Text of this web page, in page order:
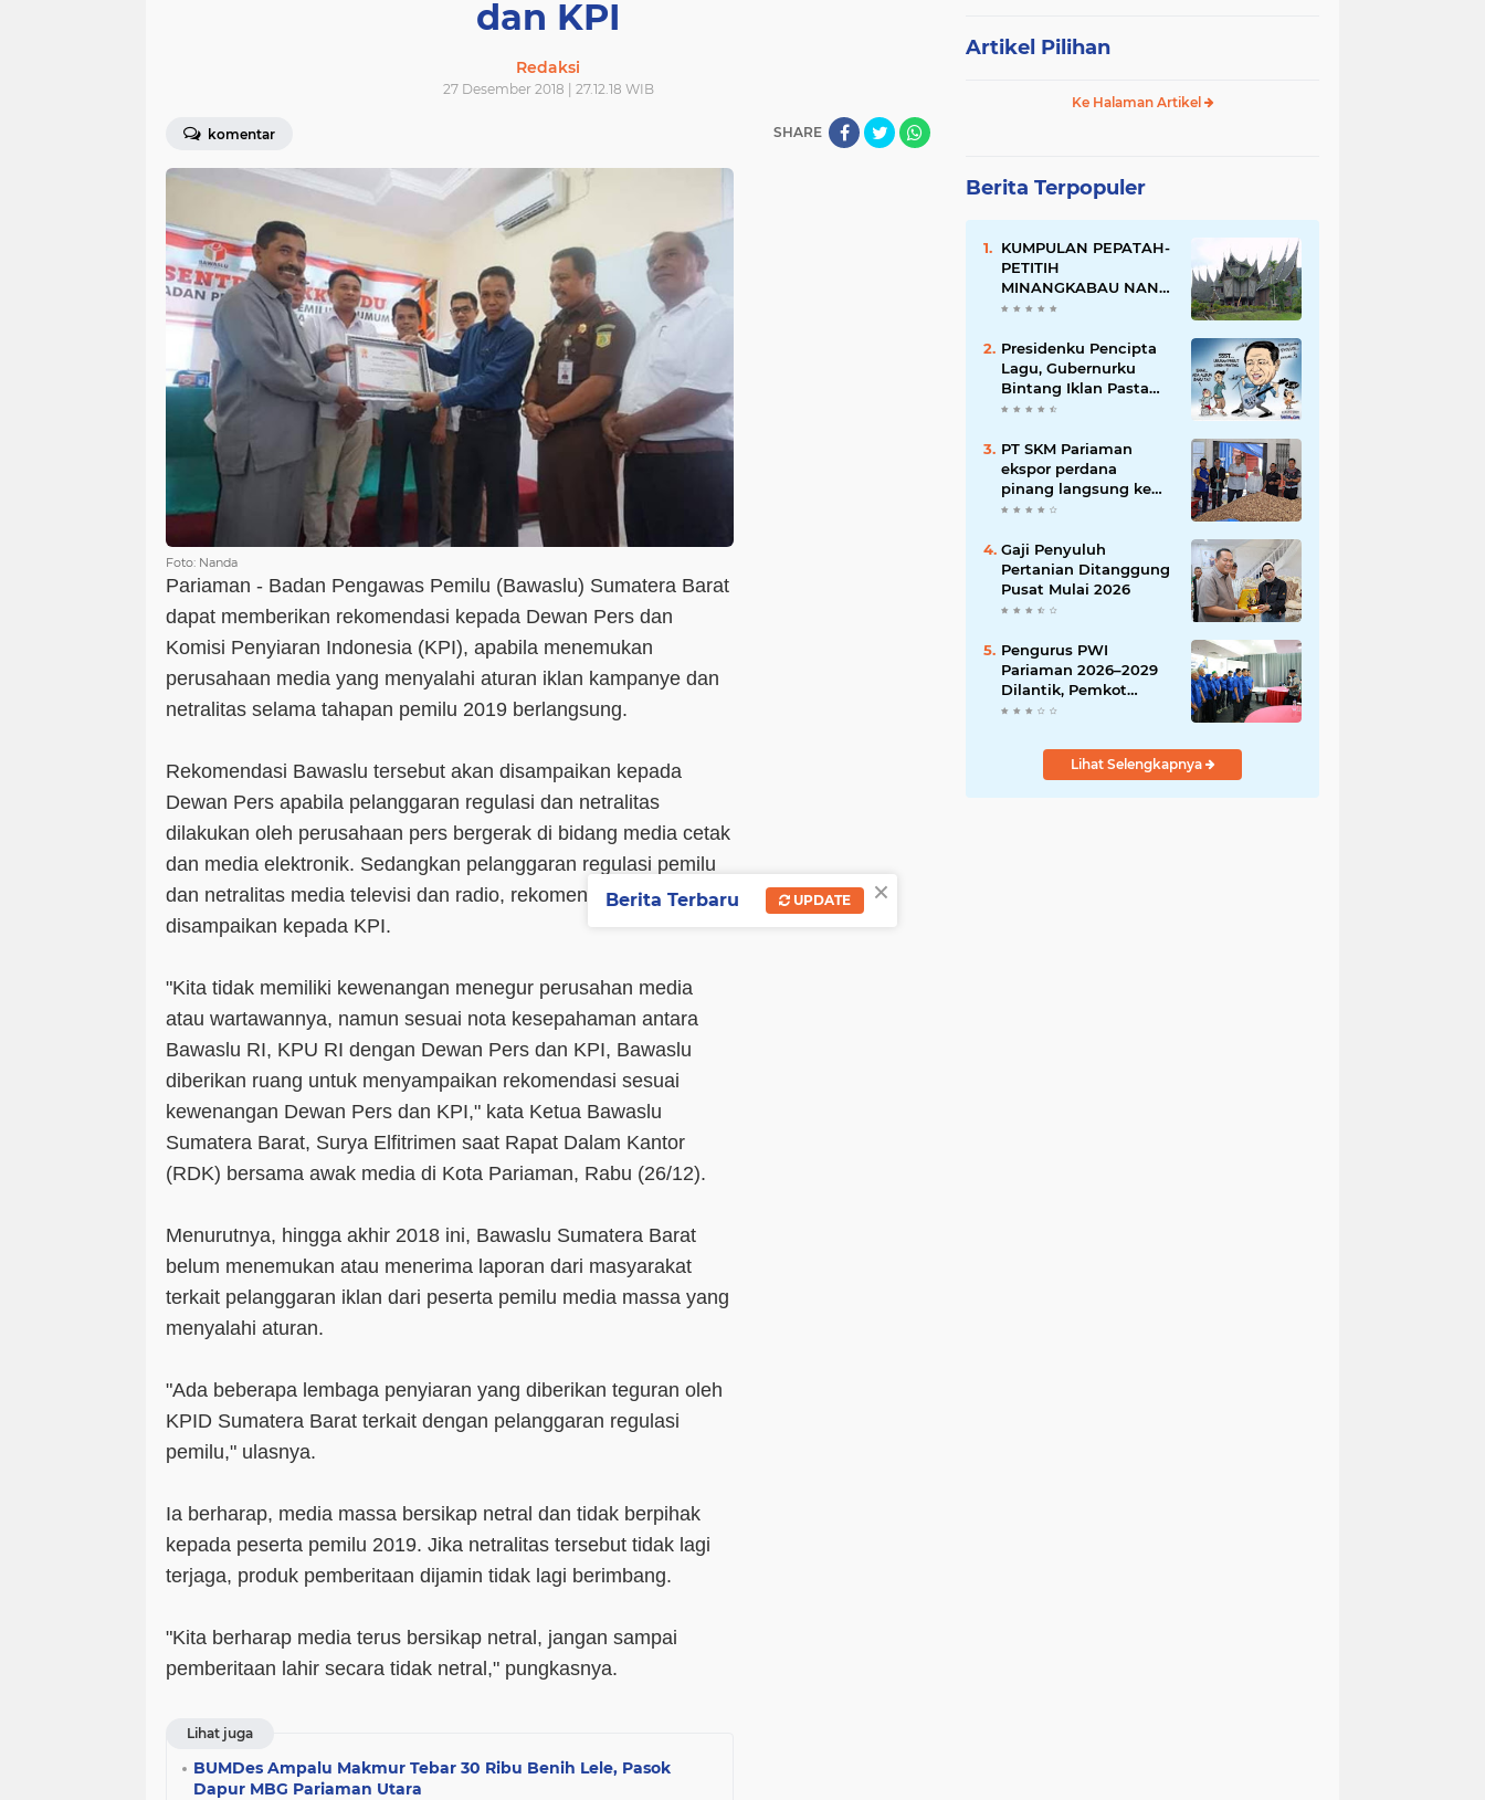
dan KPI
Redaksi
27 Desember 2018 | 27.12.18 WIB
komentar SHARE
Foto: Nanda
Pariaman - Badan Pengawas Pemilu (Bawaslu) Sumatera Barat
dapat memberikan rekomendasi kepada Dewan Pers dan
Komisi Penyiaran Indonesia (KPI), apabila menemukan
perusahaan media yang menyalahi aturan iklan kampanye dan
netralitas selama tahapan pemilu 2019 berlangsung.
Rekomendasi Bawaslu tersebut akan disampaikan kepada
Dewan Pers apabila pelanggaran regulasi dan netralitas
dilakukan oleh perusahaan pers bergerak di bidang media cetak
dan media elektronik. Sedangkan pelanggaran regulasi pemilu
dan netralitas media televisi dan radio, rekomendasi
disampaikan kepada KPI.
"Kita tidak memiliki kewenangan menegur perusahan media
atau wartawannya, namun sesuai nota kesepahaman antara
Bawaslu RI, KPU RI dengan Dewan Pers dan KPI, Bawaslu
diberikan ruang untuk menyampaikan rekomendasi sesuai
kewenangan Dewan Pers dan KPI," kata Ketua Bawaslu
Sumatera Barat, Surya Elfitrimen saat Rapat Dalam Kantor
(RDK) bersama awak media di Kota Pariaman, Rabu (26/12).
Menurutnya, hingga akhir 2018 ini, Bawaslu Sumatera Barat
belum menemukan atau menerima laporan dari masyarakat
terkait pelanggaran iklan dari peserta pemilu media massa yang
menyalahi aturan.
"Ada beberapa lembaga penyiaran yang diberikan teguran oleh
KPID Sumatera Barat terkait dengan pelanggaran regulasi
pemilu," ulasnya.
Ia berharap, media massa bersikap netral dan tidak berpihak
kepada peserta pemilu 2019. Jika netralitas tersebut tidak lagi
terjaga, produk pemberitaan dijamin tidak lagi berimbang.
"Kita berharap media terus bersikap netral, jangan sampai
pemberitaan lahir secara tidak netral," pungkasnya.
Lihat juga
BUMDes Ampalu Makmur Tebar 30 Ribu Benih Lele, Pasok
Dapur MBG Pariaman Utara
Artikel Pilihan
Ke Halaman Artikel
Berita Terpopuler
KUMPULAN PEPATAH-
PETITIH
MINANGKABAU NAN
ELOK
Presidenku Pencipta
Lagu, Gubernurku
Bintang Iklan Pasta
Gigi
PT SKM Pariaman
ekspor perdana
pinang langsung ke
India
Gaji Penyuluh
Pertanian Ditanggung
Pusat Mulai 2026
Pengurus PWI
Pariaman 2026–2029
Dilantik, Pemkot
Tekankan Sinergi dan
Lihat Selengkapnya
×
Berita Terbaru UPDATE